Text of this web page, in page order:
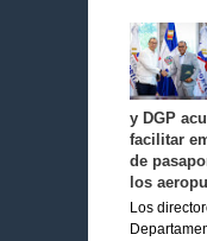
y DGP
facilitar
de
los
Los